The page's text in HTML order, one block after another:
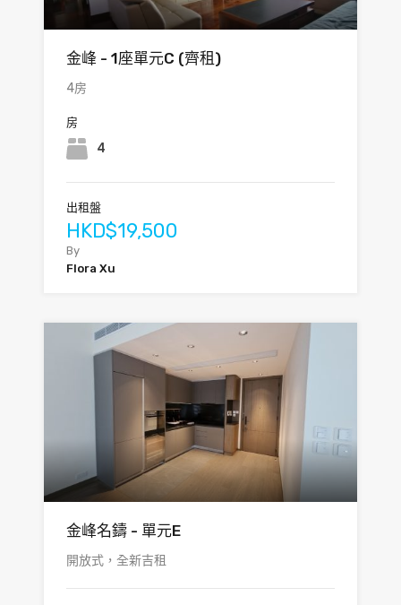
金峰 - 1座單元C (齊租)
4房
房
4
出租盤
HKD$19,500
By
Flora Xu
金峰名鑄 - 單元E
開放式，全新吉租